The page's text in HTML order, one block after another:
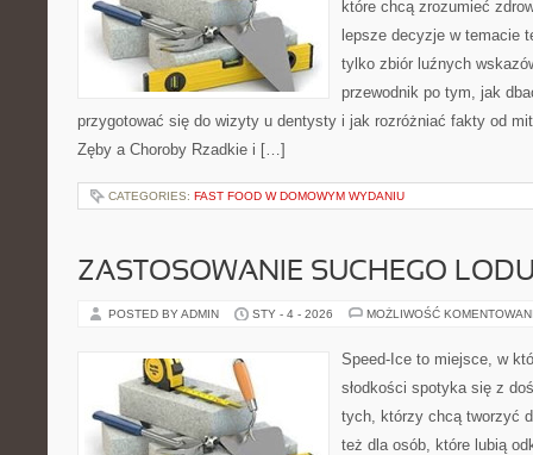
które chcą zrozumieć
lepsze decyzje w temacie
tylko zbiór luźnych
przewodnik po tym, jak
przygotować się do wizyty u dentysty i jak rozróżniać fakty od
Zęby a Choroby Rzadkie i […]
CATEGORIES: FAST FOOD W DOMOWYM WYDANIU
ZASTOSOWANIE SUCHEGO
POSTED BY ADMIN STY - 4 - 2026 MOŻLIWOŚĆ
Speed-Ice to miejsce, w
słodkości spotyka się z
tych, którzy chcą tworzyć
też dla osób, które lubią